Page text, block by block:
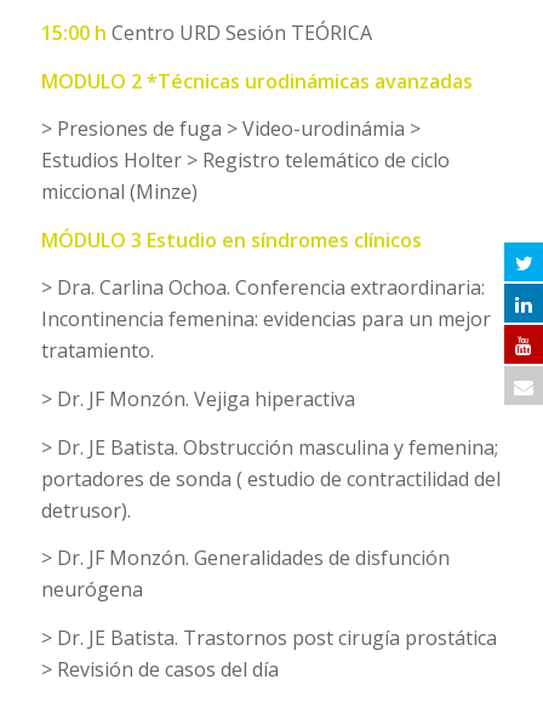
15:00 h Centro URD Sesión TEÓRICA
MODULO 2 *Técnicas urodinámicas avanzadas
> Presiones de fuga > Video-urodinámia >
Estudios Holter > Registro telemático de ciclo
miccional (Minze)
MÓDULO 3 Estudio en síndromes clínicos
> Dra. Carlina Ochoa. Conferencia extraordinaria:
Incontinencia femenina: evidencias para un mejor
tratamiento.
> Dr. JF Monzón. Vejiga hiperactiva
> Dr. JE Batista. Obstrucción masculina y femenina;
portadores de sonda ( estudio de contractilidad del
detrusor).
> Dr. JF Monzón. Generalidades de disfunción
neurógena
> Dr. JE Batista. Trastornos post cirugía prostática
> Revisión de casos del día